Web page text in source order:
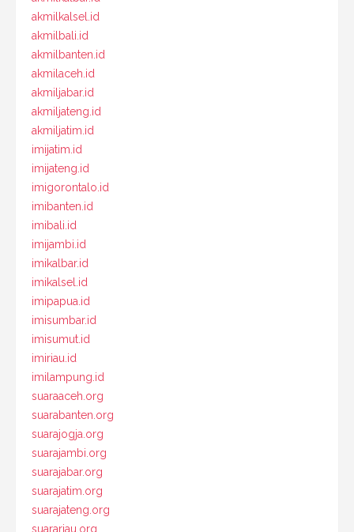
akmilkalsel.id
akmilbali.id
akmilbanten.id
akmilaceh.id
akmiljabar.id
akmiljateng.id
akmiljatim.id
imijatim.id
imijateng.id
imigorontalo.id
imibanten.id
imibali.id
imijambi.id
imikalbar.id
imikalsel.id
imipapua.id
imisumbar.id
imisumut.id
imiriau.id
imilampung.id
suaraaceh.org
suarabanten.org
suarajogja.org
suarajambi.org
suarajabar.org
suarajatim.org
suarajateng.org
suarariau.org